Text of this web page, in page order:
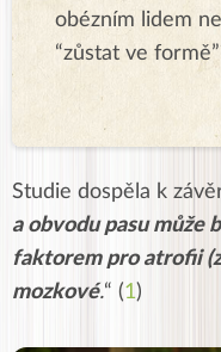
obézním lidem
“zůstat ve
Studie dospěla k
a obvodu pasu
faktorem pro atrofii
mozkové.“ (1)